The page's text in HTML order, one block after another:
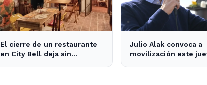
El cierre de un restaurante
en City Bell deja sin
Julio Alak convoca a
movilización este